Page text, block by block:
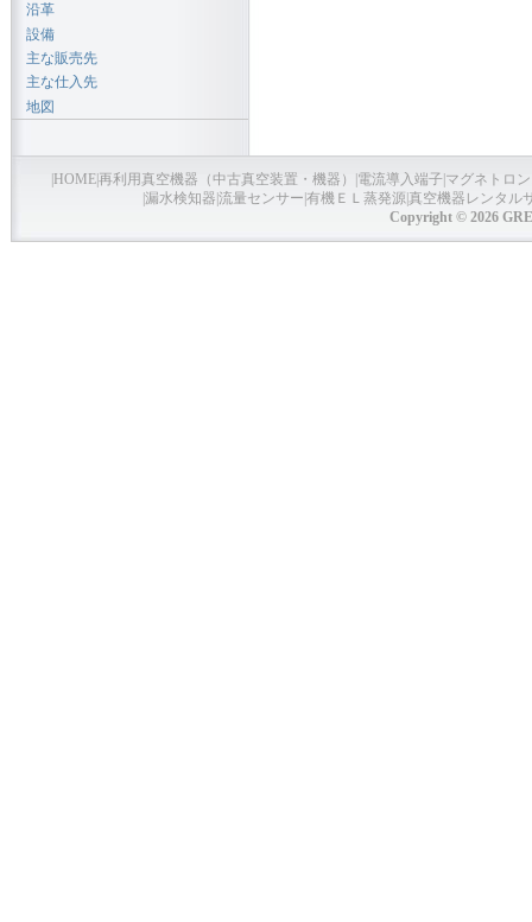
沿革
設備
主な販売先
主な仕入先
地図
HOME再利用真空機器（中古真空装置・機器） 電流導入端子 マグネトロ
漏水検知器 流量センサー 有機ＥＬ蒸発源真空機器レンタル
Copyright © 2026